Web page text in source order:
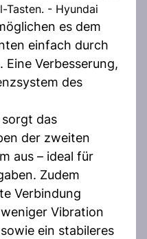
Tasten. - Hyundai
es dem
einfach durch
Verbesserung,
des
das
der zweiten
aus – ideal für
Zudem
Verbindung
Vibration
ein stabileres